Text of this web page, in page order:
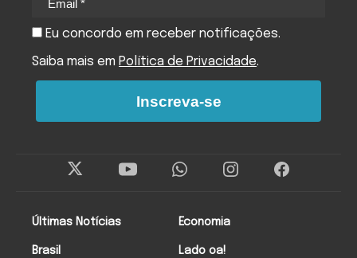
Últimas Notícias
Brasil
Economia
Lado oa!
Eu concordo em receber notificações.
Saiba mais em Política de Privacidade.
Inscreva-se